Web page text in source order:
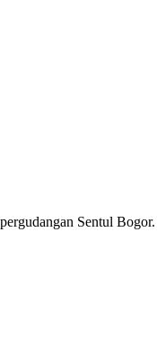
Sentul Bogor.